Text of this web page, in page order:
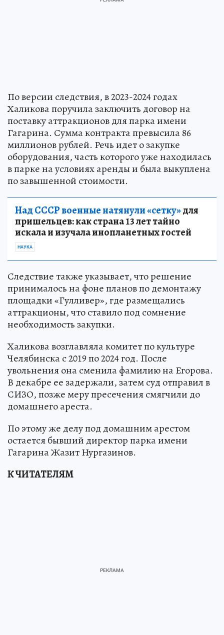
По версии следствия, в 2023-2024 годах
Халикова поручила заключить договор на
поставку аттракционов для парка имени
Гагарина. Сумма контракта превысила 86
миллионов рублей. Речь идет о закупке
оборудования, часть которого уже находилась
в парке на условиях аренды и была выкуплена
по завышенной стоимости.
Над СССР военные натянули «сетку»для
пришельцев: как страна 13 лет тайно
искала и изучала инопланетных гостей
НАУКА
Следствие также указывает, что решение
принималось на фоне планов по демонтажу
площадки «Гулливер», где размещались
аттракционы, что ставило под сомнение
необходимость закупки.
Халикова возглавляла комитет по культуре
Челябинска с 2019 по 2024 год. После
увольнения она сменила фамилию на Егорова.
В декабре ее задержали, затем суд отправил в
СИЗО, позже меру пресечения смягчили до
домашнего ареста.
По этому же делу под домашним арестом
остается бывший директор парка имени
Гагарина Жазит Нургазинов.
К ЧИТАТЕЛЯМ